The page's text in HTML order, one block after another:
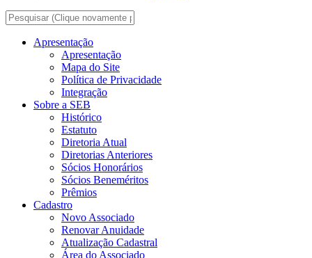
Apresentação
Apresentação
Mapa do Site
Política de Privacidade
Integração
Sobre a SEB
Histórico
Estatuto
Diretoria Atual
Diretorias Anteriores
Sócios Honorários
Sócios Beneméritos
Prêmios
Cadastro
Novo Associado
Renovar Anuidade
Atualização Cadastral
Área do Associado